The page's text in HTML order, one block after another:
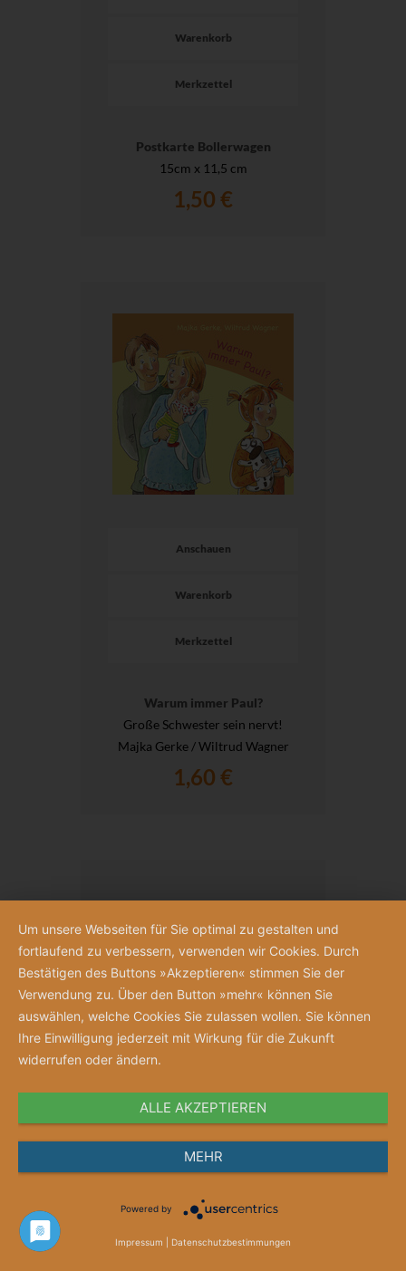
Warenkorb
Merkzettel
Postkarte Bollerwagen
15cm x 11,5 cm
1,50 €
Anschauen
Warenkorb
Merkzettel
Warum immer Paul?
Große Schwester sein nervt!
Majka Gerke / Wiltrud Wagner
1,60 €
Anschauen
Merkzettel
Gutschein „Jubelnde Schwestern“
Um unsere Webseiten für Sie optimal zu gestalten und
fortlaufend zu verbessern, verwenden wir Cookies. Durch
Bestätigen des Buttons »Akzeptieren« stimmen Sie der
Verwendung zu. Über den Button »mehr« können Sie
auswählen, welche Cookies Sie zulassen wollen. Sie können
Ihre Einwilligung jederzeit mit Wirkung für die Zukunft
widerrufen oder ändern.
ALLE AKZEPTIEREN
MEHR
Powered by
Impressum Datenschutzbestimmungen